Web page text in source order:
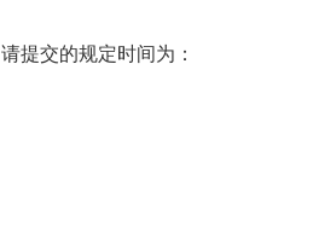
提交的规定时间为：